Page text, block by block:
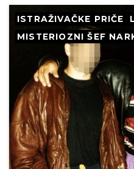
ISTRAŽIVAČKE PRIČE
MISTERIOZNI ŠEF